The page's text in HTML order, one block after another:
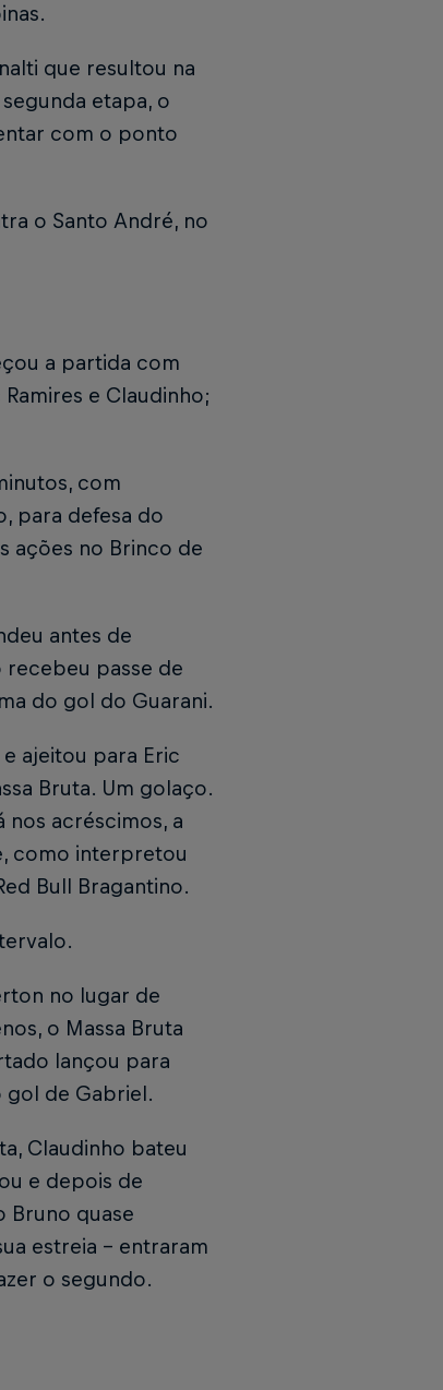
que resultou na
etapa, o
com o ponto
o Santo André, no
a partida com
e Claudinho;
com
para defesa do
ações no Brinco de
antes de
recebeu passe de
do gol do Guarani.
ajeitou para Eric
Bruta. Um golaço.
acréscimos, a
como interpretou
Bull Bragantino.
no lugar de
o Massa Bruta
lançou para
gol de Gabriel.
Claudinho bateu
e depois de
Bruno quase
estreia – entraram
o segundo.